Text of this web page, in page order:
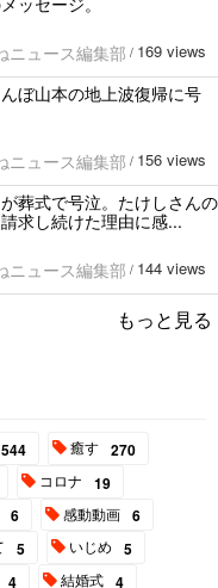
ニュース編集部 / 169 views
ぼ山本の地上波復帰に号
ニュース編集部 / 156 views
葬式で号泣。たけしさんの
求し続けた理由に感...
ニュース編集部 / 144 views
もっと見る
544 癒す 270
コロナ 19
6 感動動画 6
5 いじめ 5
4 結婚式 4